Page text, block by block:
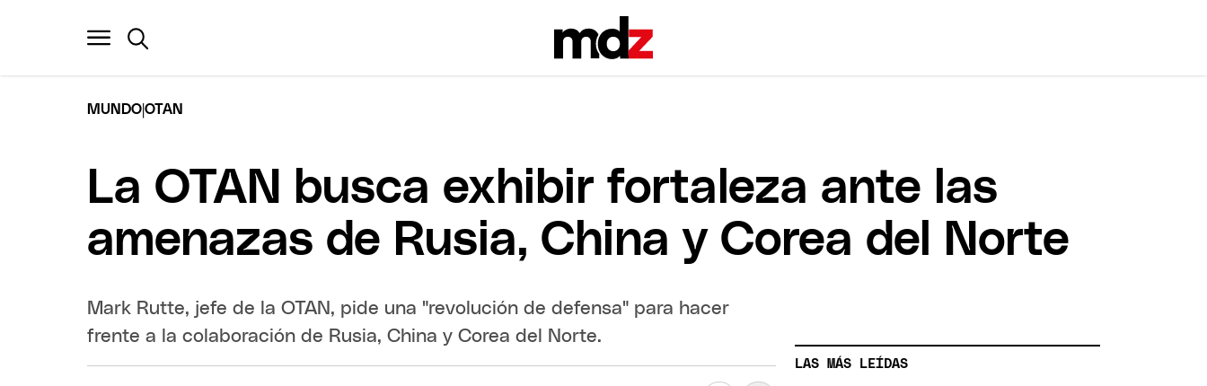
MUNDO|OTAN
La OTAN busca exhibir fortaleza ante las
amenazas de Rusia, China y Corea del Norte
Mark Rutte, jefe de la OTAN, pide una "revolución de defensa" para hacer
frente a la colaboración de Rusia, China y Corea del Norte.
LAS MÁS LEÍDAS